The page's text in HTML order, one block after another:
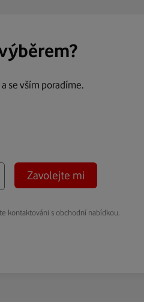
se vším poradíme.
Zavolejte mi
kontaktováni s obchodní nabídkou.